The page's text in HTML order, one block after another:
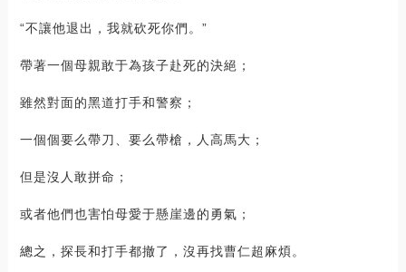
“不讓他退出，我就砍死你們。”
帶著一個母親敢于為孩子赴死的決絕；
雖然對面的黑道打手和警察；
一個個要么帶刀、要么帶槍，人高馬大；
但是沒人敢拼命；
或者他們也害怕母愛于懸崖邊的勇氣；
總之，探長和打手都撤了，沒再找曹仁超麻煩。